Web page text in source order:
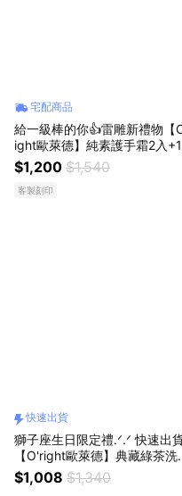
宅配商品
給一級棒的你👍雷雕新禮物【
ight歐萊德】純素護手霜2入
0%天然牙膏1入+一擠棒擠膏器
禮盒(免費雷雕文字)
$1,200 $1,540
客製刻印
快速出貨
獅子座生日限定禮.ᐟ.ᐟ 快速出
【O'right歐萊德】典藏綠茶洗
精250ml+純素護手霜(收禮人可
自選香氣)贈芬恩環保提袋
$1,008 $1,340